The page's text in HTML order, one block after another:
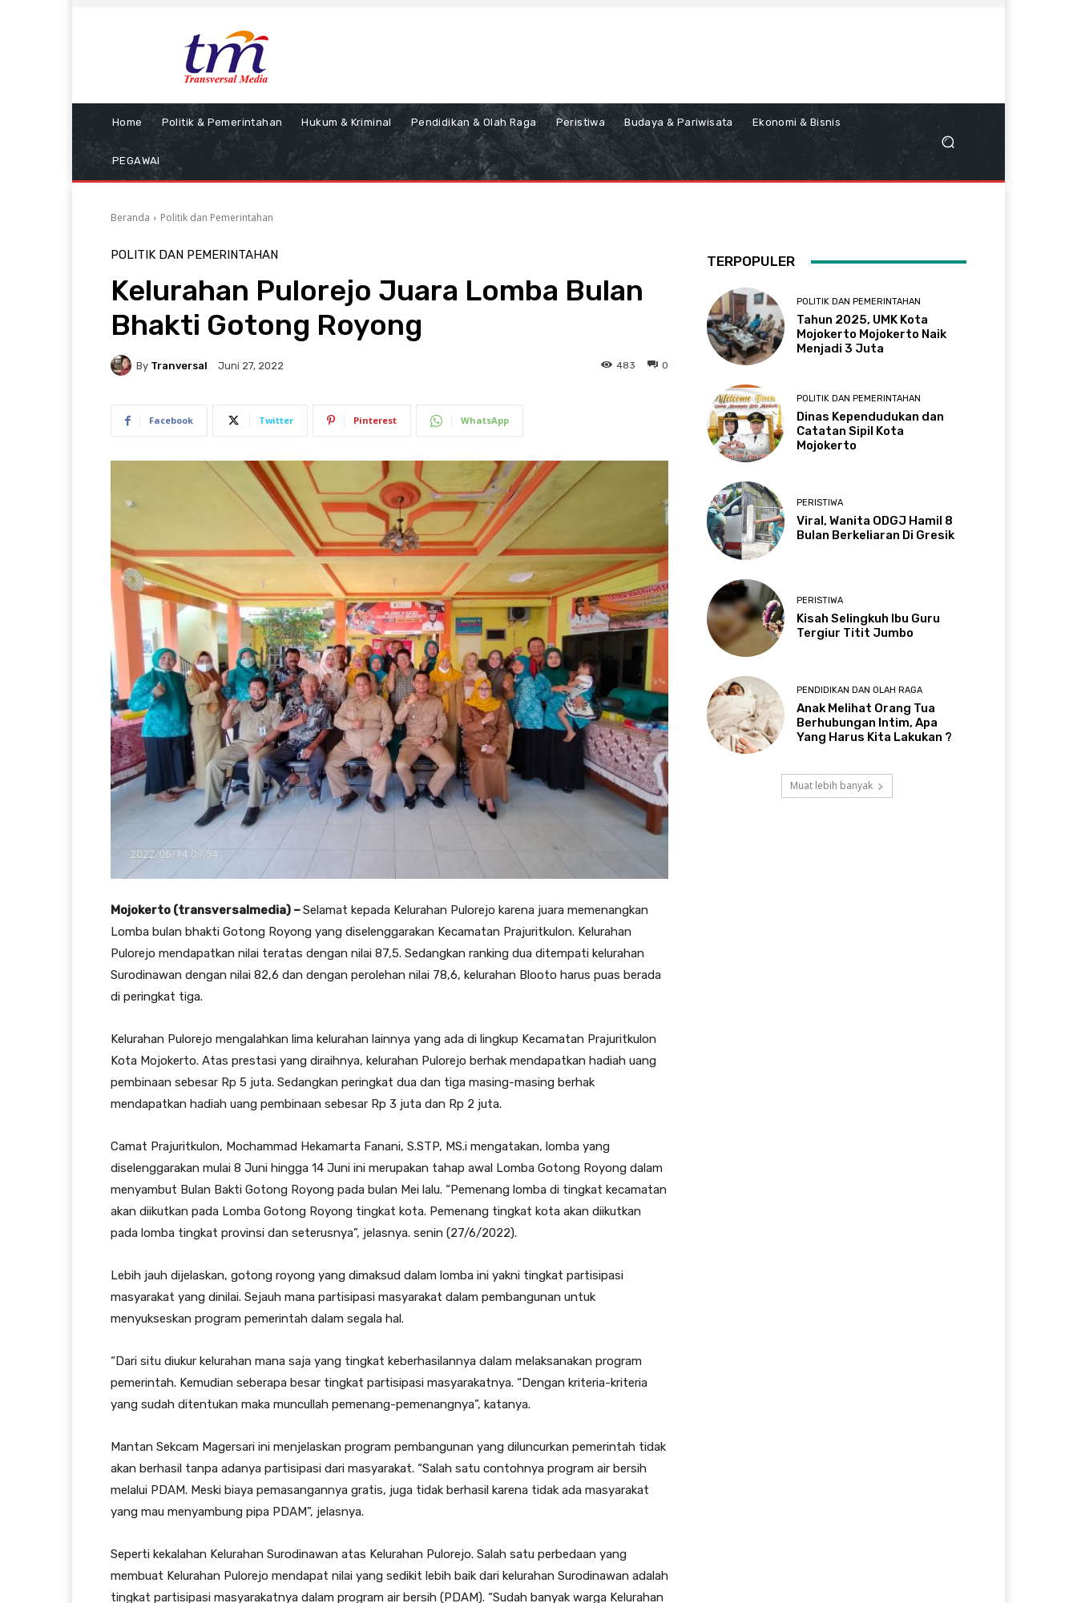
Home Politik & Pemerintahan Hukum & Kriminal Pendidikan & Olah Raga Peristiwa Budaya & Pariwisata Ekonomi & Bisnis
PEGAWAI
Beranda Politik dan Pemerintahan
POLITIK DAN PEMERINTAHAN
Kelurahan Pulorejo Juara Lomba Bulan
Bhakti Gotong Royong
By Tranversal Juni 27, 2022 0
483
Facebook Twitter Pinterest WhatsApp
Mojokerto (transversalmedia) –Selamat kepada Kelurahan Pulorejo karena juara memenangkan
Lomba bulan bhakti Gotong Royong yang diselenggarakan Kecamatan Prajuritkulon. Kelurahan
Pulorejo mendapatkan nilai teratas dengan nilai 87,5. Sedangkan ranking dua ditempati kelurahan
Surodinawan dengan nilai 82,6 dan dengan perolehan nilai 78,6, kelurahan Blooto harus puas berada
di peringkat tiga.
Kelurahan Pulorejo mengalahkan lima kelurahan lainnya yang ada di lingkup Kecamatan Prajuritkulon
Kota Mojokerto. Atas prestasi yang diraihnya, kelurahan Pulorejo berhak mendapatkan hadiah uang
pembinaan sebesar Rp 5 juta. Sedangkan peringkat dua dan tiga masing-masing berhak
mendapatkan hadiah uang pembinaan sebesar Rp 3 juta dan Rp 2 juta.
Camat Prajuritkulon, Mochammad Hekamarta Fanani, S.STP, MS.i mengatakan, lomba yang
diselenggarakan mulai 8 Juni hingga 14 Juni ini merupakan tahap awal Lomba Gotong Royong dalam
menyambut Bulan Bakti Gotong Royong pada bulan Mei lalu. “Pemenang lomba di tingkat kecamatan
akan diikutkan pada Lomba Gotong Royong tingkat kota. Pemenang tingkat kota akan diikutkan
pada lomba tingkat provinsi dan seterusnya”, jelasnya. senin (27/6/2022).
Lebih jauh dijelaskan, gotong royong yang dimaksud dalam lomba ini yakni tingkat partisipasi
masyarakat yang dinilai. Sejauh mana partisipasi masyarakat dalam pembangunan untuk
menyukseskan program pemerintah dalam segala hal.
“Dari situ diukur kelurahan mana saja yang tingkat keberhasilannya dalam melaksanakan program
pemerintah. Kemudian seberapa besar tingkat partisipasi masyarakatnya. “Dengan kriteria-kriteria
yang sudah ditentukan maka muncullah pemenang-pemenangnya”, katanya.
Mantan Sekcam Magersari ini menjelaskan program pembangunan yang diluncurkan pemerintah tidak
akan berhasil tanpa adanya partisipasi dari masyarakat. “Salah satu contohnya program air bersih
melalui PDAM. Meski biaya pemasangannya gratis, juga tidak berhasil karena tidak ada masyarakat
yang mau menyambung pipa PDAM”, jelasnya.
Seperti kekalahan Kelurahan Surodinawan atas Kelurahan Pulorejo. Salah satu perbedaan yang
membuat Kelurahan Pulorejo mendapat nilai yang sedikit lebih baik dari kelurahan Surodinawan adalah
tingkat partisipasi masyarakatnya dalam program air bersih (PDAM). “Sudah banyak warga Kelurahan
TERPOPULER
POLITIK DAN PEMERINTAHAN
Tahun 2025, UMK Kota
Mojokerto Mojokerto Naik
Menjadi 3 Juta
POLITIK DAN PEMERINTAHAN
Dinas Kependudukan dan
Catatan Sipil Kota
Mojokerto
PERISTIWA
Viral, Wanita ODGJ Hamil 8
Bulan Berkeliaran Di Gresik
PERISTIWA
Kisah Selingkuh Ibu Guru
Tergiur Titit Jumbo
PENDIDIKAN DAN OLAH RAGA
Anak Melihat Orang Tua
Berhubungan Intim, Apa
Yang Harus Kita Lakukan ?
Muat lebih banyak